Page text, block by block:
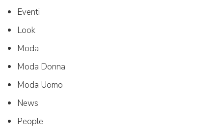
Eventi
Look
Moda
Moda Donna
Moda Uomo
News
People